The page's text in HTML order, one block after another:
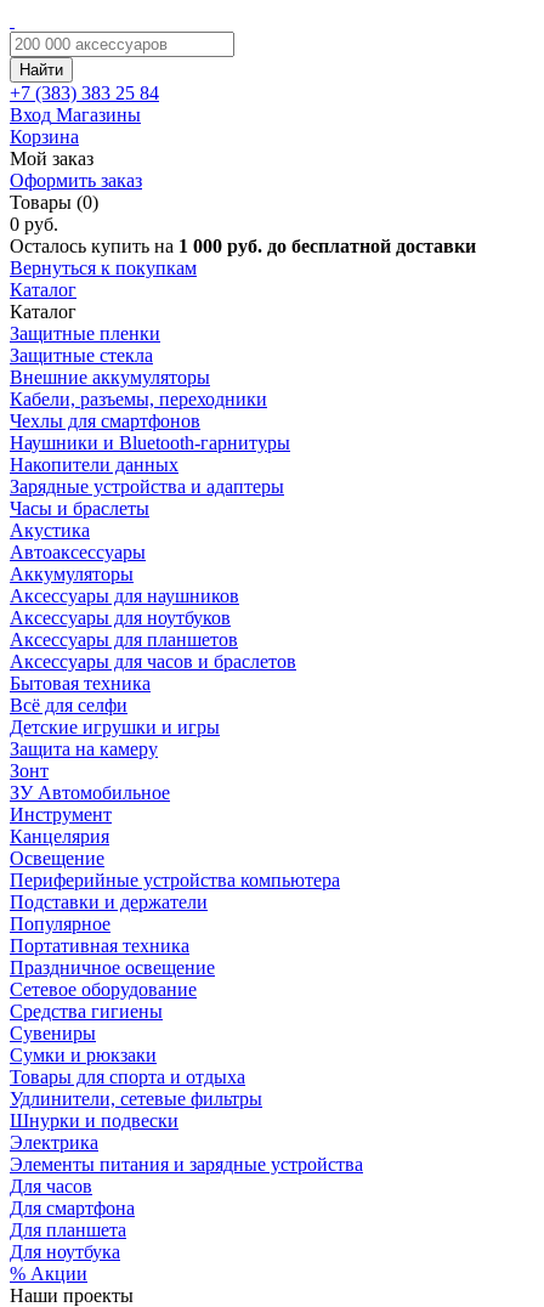
Найти
+7 (383) 383 25 84
Вход Магазины
Корзина
Мой заказ
Оформить заказ
Товары (0)
0 руб.
Осталось купить на 1 000 руб. до бесплатной доставки
Вернуться к покупкам
Каталог
Каталог
Защитные пленки
Защитные стекла
Внешние аккумуляторы
Кабели, разъемы, переходники
Чехлы для смартфонов
Наушники и Bluetooth-гарнитуры
Накопители данных
Зарядные устройства и адаптеры
Часы и браслеты
Акустика
Автоаксессуары
Аккумуляторы
Аксессуары для наушников
Аксессуары для ноутбуков
Аксессуары для планшетов
Аксессуары для часов и браслетов
Бытовая техника
Всё для селфи
Детские игрушки и игры
Защита на камеру
Зонт
ЗУ Автомобильное
Инструмент
Канцелярия
Освещение
Периферийные устройства компьютера
Подставки и держатели
Популярное
Портативная техника
Праздничное освещение
Сетевое оборудование
Средства гигиены
Сувениры
Сумки и рюкзаки
Товары для спорта и отдыха
Удлинители, сетевые фильтры
Шнурки и подвески
Электрика
Элементы питания и зарядные устройства
Для часов
Для смартфона
Для планшета
Для ноутбука
% Акции
Наши проекты